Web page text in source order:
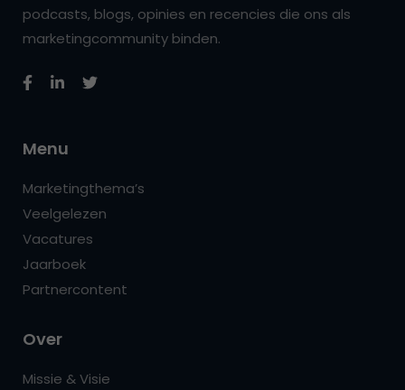
podcasts, blogs, opinies en recencies die ons als
marketingcommunity binden.
Menu
Marketingthema’s
Veelgelezen
Vacatures
Jaarboek
Partnercontent
Over
Missie & Visie